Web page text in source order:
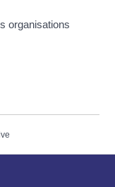
organisations